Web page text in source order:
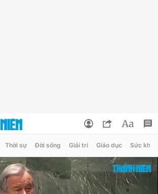
khoản
Thời sự Đời sống Giải trí Giáo dục Sức khỏe